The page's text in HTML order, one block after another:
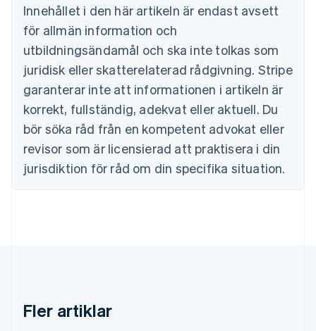
Innehållet i den här artikeln är endast avsett
för allmän information och
utbildningsändamål och ska inte tolkas som
juridisk eller skatterelaterad rådgivning. Stripe
garanterar inte att informationen i artikeln är
korrekt, fullständig, adekvat eller aktuell. Du
bör söka råd från en kompetent advokat eller
revisor som är licensierad att praktisera i din
jurisdiktion för råd om din specifika situation.
Fler artiklar
Brasilien
Bulgarien
English
Cypern
English
Danmark
English
English
Fastlandskina
简体中文 English
Finland
EnglishSvenska
English